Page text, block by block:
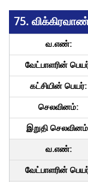
75.